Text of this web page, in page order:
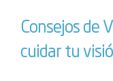
Consejos de
cuidar tu